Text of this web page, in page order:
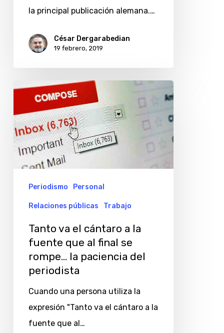
prestigioso
Alemania
la principal publicación alemana.…
César Dergarabedian
19 febrero, 2019
Tanto
el
cántaro
a
fuente
paciencia
periodista
Periodismo Personal
Relaciones públicas Trabajo
Tanto va el cántaro a la
fuente que al final se
rompe… la paciencia del
periodista
Cuando una persona utiliza la
expresión "Tanto va el cántaro a la
fuente que al…